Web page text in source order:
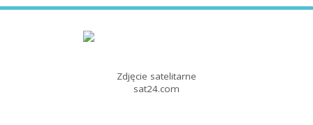
Zdjęcie satelitarne
sat24.com